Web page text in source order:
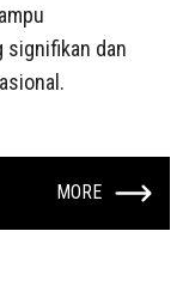
signifikan dan
MORE